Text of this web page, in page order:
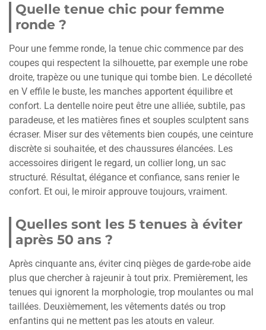
Quelle tenue chic pour femme
ronde ?
Pour une femme ronde, la tenue chic commence par des
coupes qui respectent la silhouette, par exemple une robe
droite, trapèze ou une tunique qui tombe bien. Le décolleté
en V effile le buste, les manches apportent équilibre et
confort. La dentelle noire peut être une alliée, subtile, pas
paradeuse, et les matières fines et souples sculptent sans
écraser. Miser sur des vêtements bien coupés, une ceinture
discrète si souhaitée, et des chaussures élancées. Les
accessoires dirigent le regard, un collier long, un sac
structuré. Résultat, élégance et confiance, sans renier le
confort. Et oui, le miroir approuve toujours, vraiment.
Quelles sont les 5 tenues à éviter
après 50 ans ?
Après cinquante ans, éviter cinq pièges de garde-robe aide
plus que chercher à rajeunir à tout prix. Premièrement, les
tenues qui ignorent la morphologie, trop moulantes ou mal
taillées. Deuxièmement, les vêtements datés ou trop
enfantins qui ne mettent pas les atouts en valeur.